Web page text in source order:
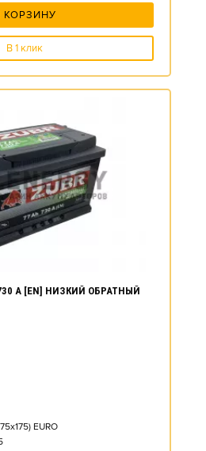
КОРЗИНУ
В 1 клик
730 А [EN] НИЗКИЙ ОБРАТНЫЙ
EURO